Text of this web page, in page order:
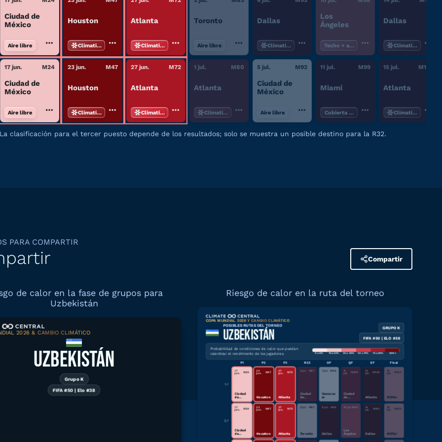
Ciudad de
México
Aire libre
Houston
Climatizado
Atlanta
Climatizado
Toronto
Aire libre
Dallas
Climatizado
Los
Ángeles
Techo + aire libre
Dallas
Climatizado
17 jun. M24
Ciudad de
México
Aire libre
23 jun. M47
Houston
Climatizado
27 jun. M72
Atlanta
Climatizado
1 jul. M80
Atlanta
Climatizado
5 jul. M92
Ciudad de
México
Aire libre
11 jul. M99
Miami
Cubierta parcial
15 jul. M102
Atlanta
Climatizado
La clasificación para el tercer puesto depende de los resultados; solo se muestra un posible destino para la R32.
PARA COMPARTIR
Compartir
de calor en la fase de grupos para
Uzbekistán
2026 & CAMBIO CLIMÁTICO
UZBEKISTÁN
Grupo K
FIFA #50 | Elo #38
Descargar gráfico
Riesgo de calor en la ruta del torneo
COPA MUNDIAL 2026 Y CAMBIO CLIMÁTICO
POSIBLES RUTAS DEL TORNEO
UZBEKISTÁN GRUPO K
FIFA #50 | ELO #38
Probabilidad de condiciones de calor que puedan
ralentizar el rendimiento de los jugadores.
0 a 9% 10 a 24% 25 a 49% 50 a 74% 75 a 89% 90%+
P1 P2 P3 R32 OF QF SF Final
1.º
17
jun. M24
Ciudad
de
México
23
jun. M47
Houston
27
jun. M72
Atlanta
3 jul. M87
Ciudad
de
Kansas
7 jul. M96
Vancouv
er
11
jul. M100
Ciudad
de
Kansas
15
jul. M102
Atlanta
19
jul. M104
NY/NJ
2.º
17
jun.
M24
Ciudad
de
México
23
jun.
M47
Houston
27
jun.
M72
Atlanta
2 jul. M83
Toronto
6 jul. M93
Dallas
10 jul. M 98
Los
Ángeles
14
jul.
M101
Dallas
19
jul.
M104
NY/NJ